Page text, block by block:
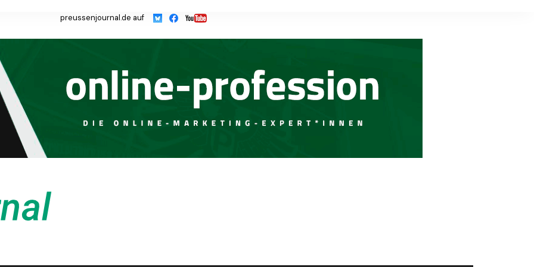
preussenjournal.de auf